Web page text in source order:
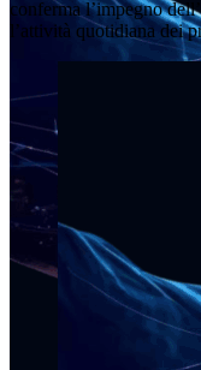
conferma l’impegno
l’attività quotidiana dei